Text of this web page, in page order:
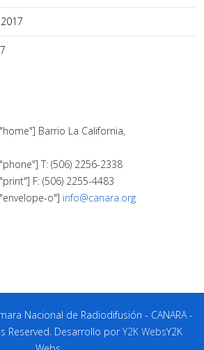
Barrio La California,
T: (506) 2256-2338
F: (506) 2255-4483
o"] info@canara.org
Nacional de Radiodifusión - CANARA -
Reserved. Desarrollo por Y2K WebsY2K